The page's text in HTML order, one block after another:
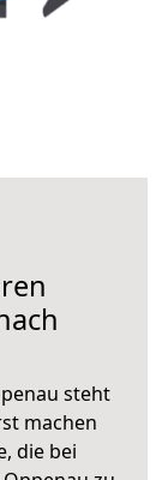
steht
machen
die bei